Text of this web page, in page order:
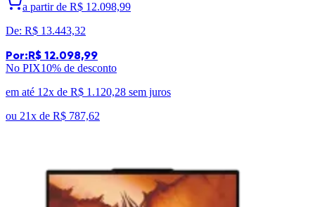
a partir de R$ 12.098,99
De: R$ 13.443,32
Por:R$ 12.098,99
No PIX10% de desconto
em até 12x de R$ 1.120,28 sem juros
ou 21x de R$ 787,62